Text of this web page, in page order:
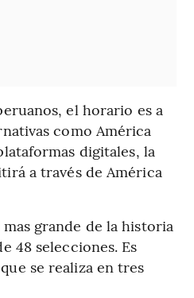
el horario es a
como América
digitales, la
a través de América
grande de la historia
48 selecciones. Es
se realiza en tres